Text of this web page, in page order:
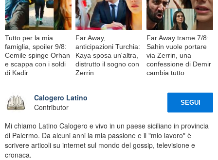
Tutto per la mia
famiglia, spoiler 9/8:
Cemile spinge Orhan
e scappa con i soldi
di Kadir
Far Away,
anticipazioni Turchia:
Kaya sposa un'altra,
distrutto il sogno con
Zerrin
Far Away trame 7/8:
Sahin vuole portare
via Zerrin, una
confessione di Demir
cambia tutto
Calogero Latino
Contributor
SEGUI
Mi chiamo Latino Calogero e vivo in un paese siciliano in provincia
di Palermo. Da alcuni anni la mia passione e il "mio lavoro" è
scrivere articoli su internet sul mondo del gossip, televisione e
cronaca.